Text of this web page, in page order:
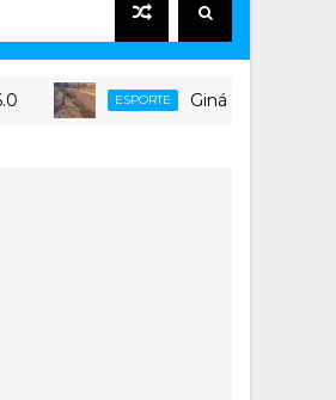
ESPORTE Ginásio Poliesportivo